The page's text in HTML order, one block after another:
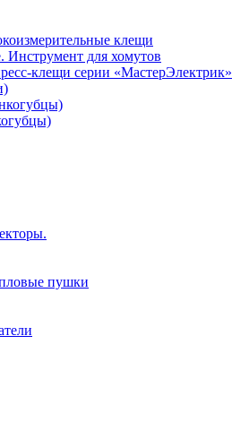
клещи
для хомутов
клещи серии «МастерЭлектрик»
пушки